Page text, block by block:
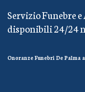
Servizio Funebre
disponibili 24/24
Onoranze Funebri De Palma